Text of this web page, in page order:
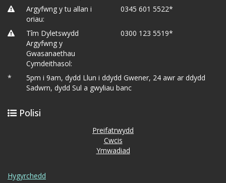
Argyfwng y tu allan i
oriau:
0345 601 5522*
Tîm Dyletswydd
Argyfwng y
Gwasanaethau
Cymdeithasol:
0300 123 5519*
*
5pm i 9am, dydd Llun i ddydd Gwener, 24 awr ar ddydd
Sadwrn, dydd Sul a gwyliau banc
Polisi
Preifatrwydd
Cwcis
Ymwadiad
Hygyrchedd